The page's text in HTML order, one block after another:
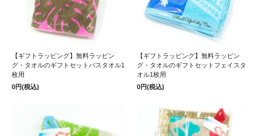
【ギフトラッピング】無料ラッピン
グ・タオルのギフトセットバスタオル1
枚用
0円(税込)
【ギフトラッピング】無料ラッピン
グ・タオルのギフトセットフェイスタ
オル1枚用
0円(税込)